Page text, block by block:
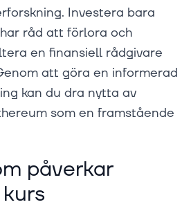
Investera bara
råd att förlora och
en finansiell rådgivare
att göra en informerad
kan du dra nytta av
som en framstående
påverkar